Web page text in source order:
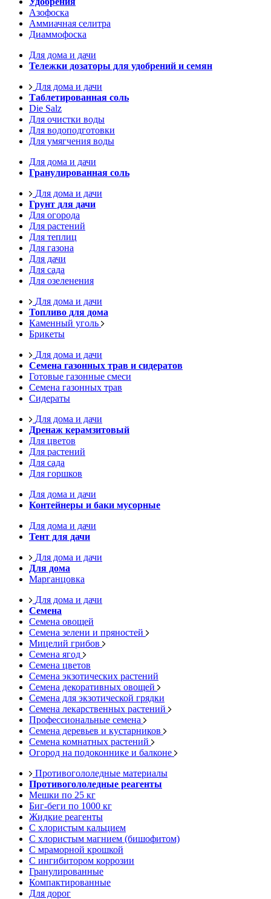
Азофоска
Аммиачная селитра
Диаммофоска
Для дома и дачи
Тележки дозаторы для удобрений и семян
Для дома и дачи
Таблетированная соль
Die Salz
Для очистки воды
Для водоподготовки
Для умягчения воды
Для дома и дачи
Гранулированная соль
Для дома и дачи
Грунт для дачи
Для огорода
Для растений
Для теплиц
Для газона
Для дачи
Для сада
Для озеленения
Для дома и дачи
Топливо для дома
Каменный уголь
Брикеты
Для дома и дачи
Семена газонных трав и сидератов
Готовые газонные смеси
Семена газонных трав
Сидераты
Для дома и дачи
Дренаж керамзитовый
Для цветов
Для растений
Для сада
Для горшков
Для дома и дачи
Контейнеры и баки мусорные
Для дома и дачи
Тент для дачи
Для дома и дачи
Для дома
Марганцовка
Для дома и дачи
Семена
Семена овощей
Семена зелени и пряностей
Мицелий грибов
Семена ягод
Семена цветов
Семена экзотических растений
Семена декоративных овощей
Семена для экзотической грядки
Семена лекарственных растений
Профессиональные семена
Семена деревьев и кустарников
Семена комнатных растений
Огород на подоконнике и балконе
Противогололедные материалы
Противогололедные реагенты
Мешки по 25 кг
Биг-беги по 1000 кг
Жидкие реагенты
С хлористым кальцием
С хлористым магнием (бишофитом)
С мраморной крошкой
С ингибитором коррозии
Гранулированные
Компактированные
Для дорог